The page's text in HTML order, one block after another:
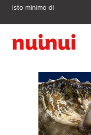
contenuto
di